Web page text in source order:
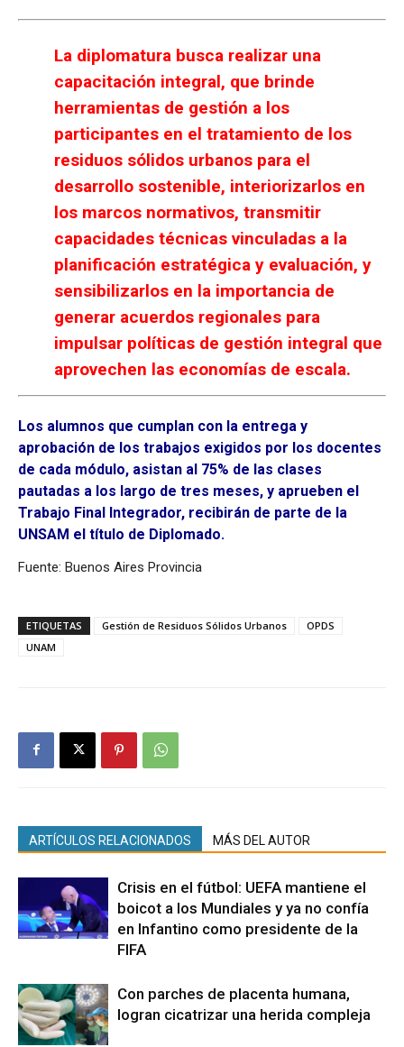
La diplomatura busca realizar una
capacitación integral, que brinde
herramientas de gestión a los
participantes en el tratamiento de los
residuos sólidos urbanos para el
desarrollo sostenible, interiorizarlos en
los marcos normativos, transmitir
capacidades técnicas vinculadas a la
planificación estratégica y evaluación, y
sensibilizarlos en la importancia de
generar acuerdos regionales para
impulsar políticas de gestión integral que
aprovechen las economías de escala.
Los alumnos que cumplan con la entrega y
aprobación de los trabajos exigidos por los docentes
de cada módulo, asistan al 75% de las clases
pautadas a los largo de tres meses, y aprueben el
Trabajo Final Integrador, recibirán de parte de la
UNSAM el título de Diplomado.
Fuente: Buenos Aires Provincia
ETIQUETAS Gestión de Residuos Sólidos Urbanos
OPDS
UNAM
ARTÍCULOS RELACIONADOS MÁS DEL AUTOR
Crisis en el fútbol: UEFA mantiene el
boicot a los Mundiales y ya no confía
en Infantino como presidente de la
FIFA
Con parches de placenta humana,
logran cicatrizar una herida compleja